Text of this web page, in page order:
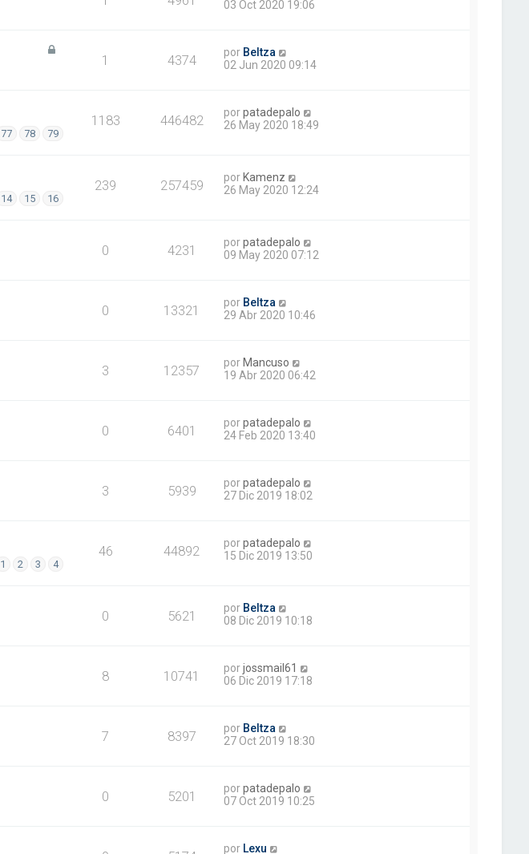
03 Oct 2020 19:06
1 4374 por Beltza
02 Jun 2020 09:14
77 78 79
1183 446482 porpatadepalo
26 May 2020 18:49
14 15 16
239 257459 por Kamenz
26 May 2020 12:24
0 4231 porpatadepalo
09 May 2020 07:12
0 13321 por Beltza
29 Abr 2020 10:46
3 12357 por Mancuso
19 Abr 2020 06:42
0 6401 porpatadepalo
24 Feb 2020 13:40
3 5939 porpatadepalo
27 Dic 2019 18:02
1 2 3 4
46 44892 porpatadepalo
15 Dic 2019 13:50
0 5621 por Beltza
08 Dic 2019 10:18
8 10741 porjossmail61
06 Dic 2019 17:18
7 8397 por Beltza
27 Oct 2019 18:30
0 5201 porpatadepalo
07 Oct 2019 10:25
por Lexu